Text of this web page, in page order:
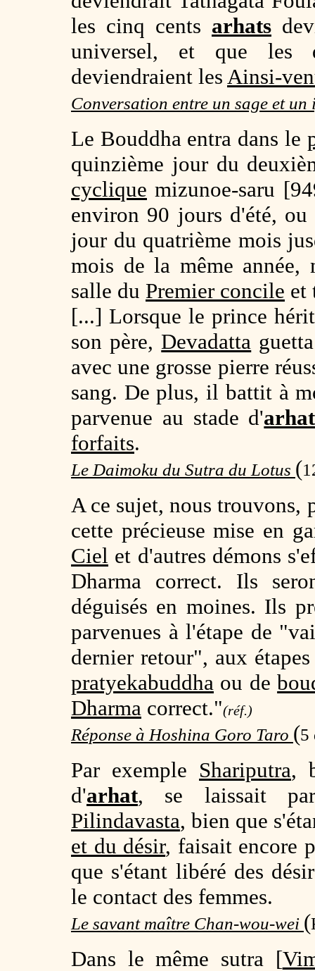
les cinq cents arhats
universel, et que
deviendraient les Ainsi-
Conversation entre un sage et
Le Bouddha entra dans le
quinzième jour du
cyclique mizunoe-saru
environ 90 jours d'été,
jour du quatrième mois
mois de la même
salle du Premier concile et
[...] Lorsque le prince
son père, Devadatta
avec une grosse pierre
sang. De plus, il battit à
parvenue au stade d'
forfaits.
Le Daimoku du Sutra du Lotus (
A ce sujet, nous trouvons,
cette précieuse mise en
Ciel et d'autres démons
Dharma correct. Ils
déguisés en moines. Ils
parvenues à l'étape de
dernier retour", aux
pratyekabuddha ou de
Dharma correct."(réf.)
Réponse à Hoshina Goro Taro (5
Par exemple Shariputra,
d'arhat, se laissait
Pilindavasta, bien que
et du désir, faisait encore
que s'étant libéré des
le contact des femmes.
Le savant maître Chan-wou-wei (
Dans le même sutra [